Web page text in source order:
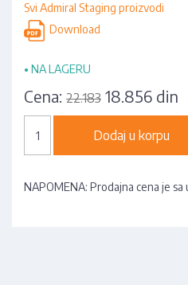
Svi Admiral Staging proizvodi
Download
• NA LAGERU
Cena: 22.183 18.856 din
Dodaj u korpu
NAPOMENA: Prodajna cena je